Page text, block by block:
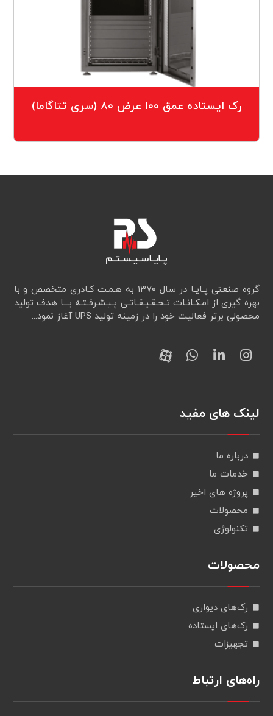
رک ایستاده عمق ۱۰۰ عرض ۸۰ (سری تتاگاما)
گروه صنعتی پـایـا در سال ۱۳۷۰ به هـمـت کـادری متخصص و با
بهره گیری از امـکـانـات تـحـقـيـقـاتـی پـیـشـرفـتـه بـــا هدف تولید
محصولی برتر فعالیت خود را در زمینه تولید UPS آغاز نمود...
لینک های مفید
درباره ما
خدمات ما
پروژه های اخیر
محصولات
تکنولوژی
محصولات
رک‌های دیواری
رک‌های ایستاده
تجهیزات
راه‌های ارتباط